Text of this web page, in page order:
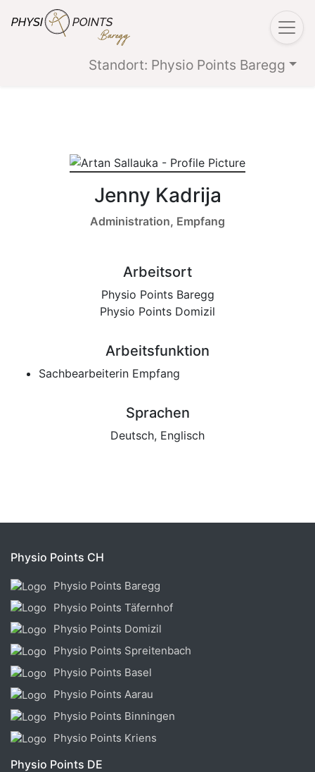
Standort: Physio Points Baregg
Jenny Kadrija
Administration, Empfang
Arbeitsort
Physio Points Baregg
Physio Points Domizil
Arbeitsfunktion
Sachbearbeiterin Empfang
Sprachen
Deutsch, Englisch
Physio Points CH
Physio Points Baregg
Physio Points Täfernhof
Physio Points Domizil
Physio Points Spreitenbach
Physio Points Basel
Physio Points Aarau
Physio Points Binningen
Physio Points Kriens
Physio Points DE